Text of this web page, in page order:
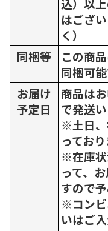
込）以
はござ
く）
同梱等
この商品
同梱可能
お届け
予定日
商品は
で発送い
※土日、
っており
※在庫状
って、
すので
※コンビ
いはご